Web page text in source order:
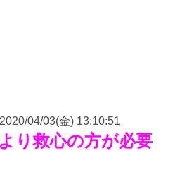
2020/04/03(金) 13:10:51
り救心の方が必要